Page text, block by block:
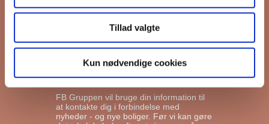
Tillad valgte
Kun nødvendige cookies
Ejerboliger
Lejeboliger
Andelsboliger
Markedsføringstilladelse
FB Gruppen vil bruge din information til
at kontakte dig i forbindelse med
nyheder - og nye boliger. Før vi kan gøre